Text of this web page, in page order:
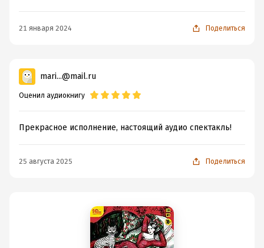
21 января 2024 Поделиться
mari...@mail.ru
Оценил аудиокнигу
Прекрасное исполнение, настоящий аудио спектакль!
25 августа 2025 Поделиться